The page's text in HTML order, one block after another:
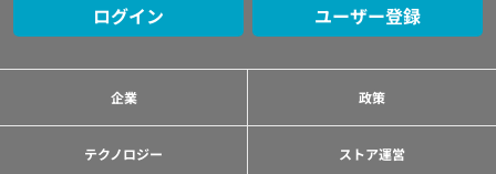
ログイン ユーザー登録
企業 政策
テクノロジー ストア運営